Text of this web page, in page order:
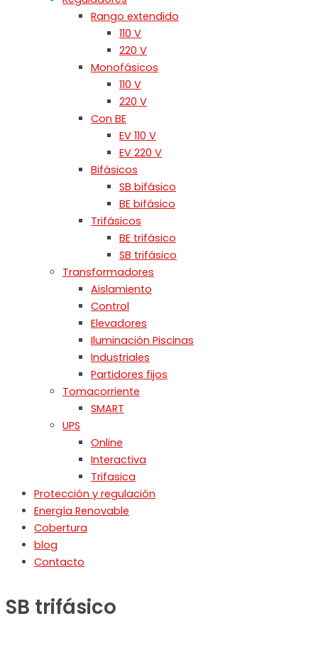
Rango extendido
110 V
220 V
Monofásicos
110 V
220 V
Con BE
EV 110 V
EV 220 V
Bifásicos
SB bifásico
BE bifásico
Trifásicos
BE trifásico
SB trifásico
Transformadores
Aislamiento
Control
Elevadores
Iluminación Piscinas
Industriales
Partidores fijos
Tomacorriente
SMART
UPS
Online
Interactiva
Trifasica
Protección y regulación
Energía Renovable
Cobertura
blog
Contacto
SB trifásico